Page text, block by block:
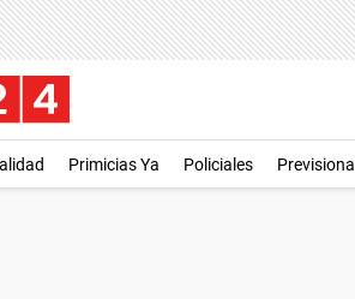
Primicias Ya Policiales Previsional